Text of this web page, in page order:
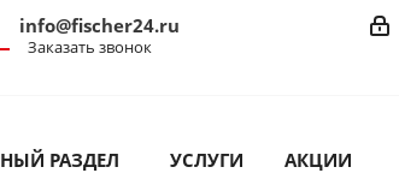
info@fischer24.ru
Заказать звонок
РАЗДЕЛ УСЛУГИ АКЦИИ